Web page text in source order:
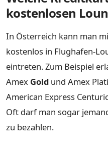
kostenlosen
In Österreich kann man
kostenlos in Flughafen-
eintreten. Zum Beispiel
Amex Gold und Amex
American Express
Oft darf man sogar
zu bezahlen.